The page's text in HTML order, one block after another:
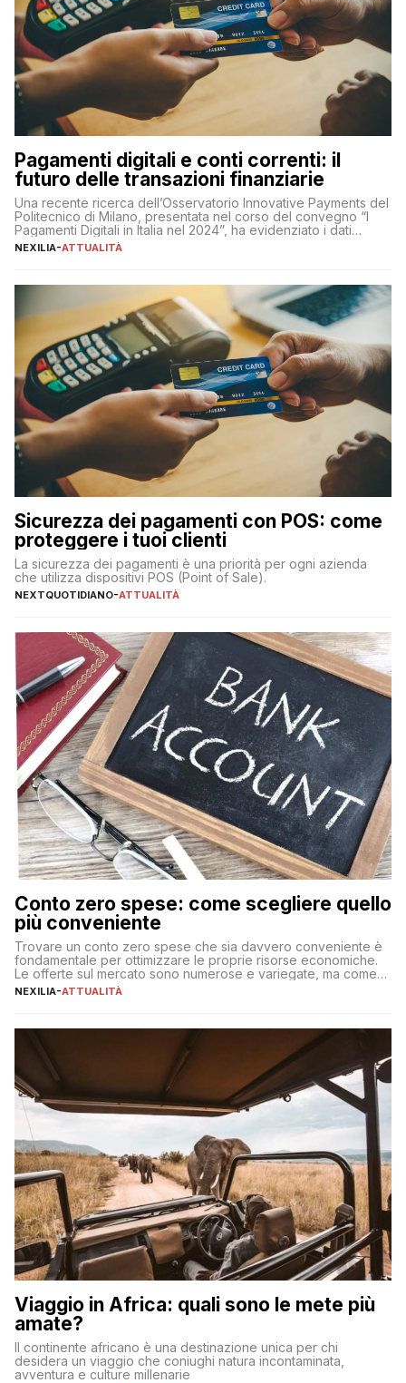
Pagamenti digitali e conti correnti: il
futuro delle transazioni finanziarie
Una recente ricerca dell’Osservatorio Innovative Payments del
Politecnico di Milano, presentata nel corso del convegno “I
Pagamenti Digitali in Italia nel 2024”, ha evidenziato i dati
definitivi del primo semestre 2024 relativamente alle
NEXILIA-ATTUALITÀ
Sicurezza dei pagamenti con POS: come
proteggere i tuoi clienti
La sicurezza dei pagamenti è una priorità per ogni azienda
che utilizza dispositivi POS (Point of Sale).
NEXTQUOTIDIANO-ATTUALITÀ
Conto zero spese: come scegliere quello
più conveniente
Trovare un conto zero spese che sia davvero conveniente è
fondamentale per ottimizzare le proprie risorse economiche.
Le offerte sul mercato sono numerose e variegate, ma come
individuare quella più adatta alle proprie esigenze senza
sul […]
NEXILIA-ATTUALITÀ
Viaggio in Africa: quali sono le mete più
amate?
Il continente africano è una destinazione unica per chi
desidera un viaggio che coniughi natura incontaminata,
avventura e culture millenarie